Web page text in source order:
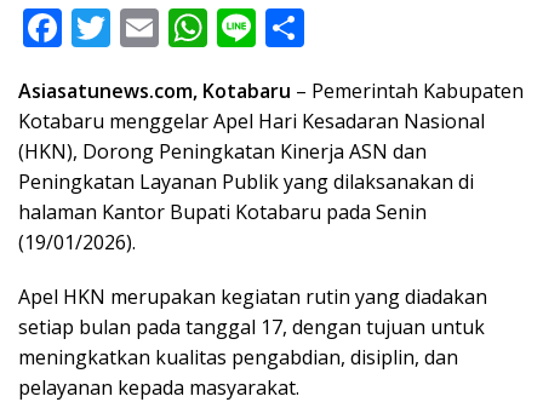
F
e
b
o
o
k
T
itt
er
E
ai
l
W
at
s
A
p
Li
e ar
e
Asiasatunews.com, Kotabaru – Pemerintah Kabupaten
Kotabaru menggelar Apel Hari Kesadaran Nasional
(HKN), Dorong Peningkatan Kinerja ASN dan
Peningkatan Layanan Publik yang dilaksanakan di
halaman Kantor Bupati Kotabaru pada Senin
(19/01/2026).
Apel HKN merupakan kegiatan rutin yang diadakan
setiap bulan pada tanggal 17, dengan tujuan untuk
meningkatkan kualitas pengabdian, disiplin, dan
pelayanan kepada masyarakat.